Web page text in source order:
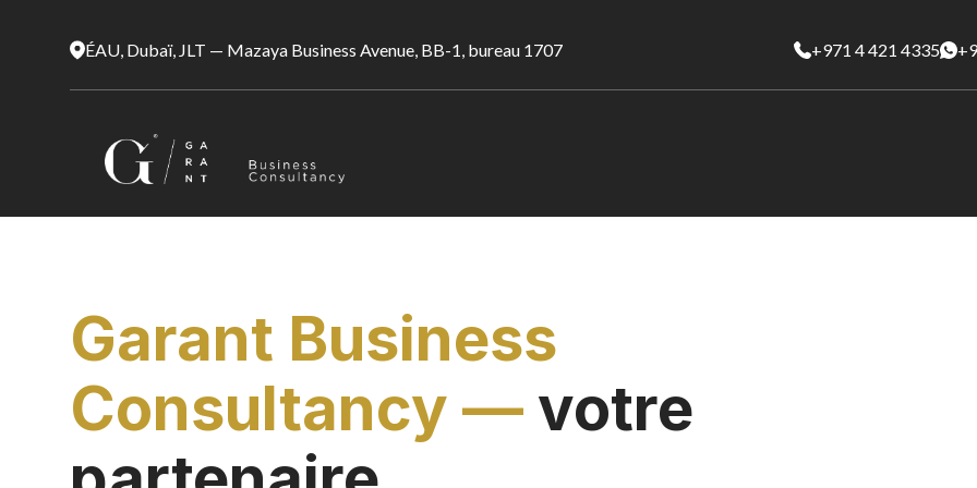
ÉAU, Dubaï, JLT — Mazaya Business Avenue, BB-1, bureau 1707 +971 4 421 4335
Garant Business
Consultancy — votre